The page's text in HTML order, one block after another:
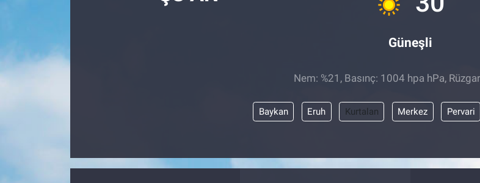
Güneşli
Nem: %21, Basınç: 1004 hpa hPa,
Baykan Eruh Kurtalan Merkez Pervari
Resmi İlanlar